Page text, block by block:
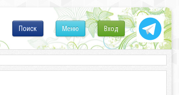
Вход
Меню
Поиск